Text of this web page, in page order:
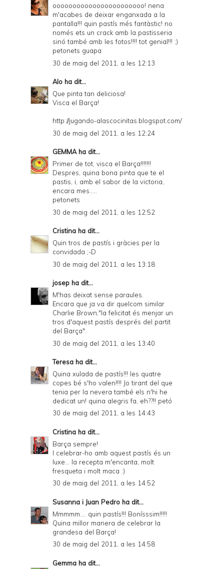
ooooooooooooooooooooooo! nena
m'acabes de deixar enganxada a la
pantalla!!! quin pastís més fantàstic! no
només ets un crack amb la pastisseria
sinó també amb les fotos!!!! tot genial!!! ;)
petonets guapa
30 de maig del 2011, a les 12:13
Alo ha dit...
Que pinta tan deliciosa!
Visca el Barça!
http://jugando-alascocinitas.blogspot.com/
30 de maig del 2011, a les 12:24
GEMMAha dit...
Primer de tot, visca el Barça!!!!!!!
Despres, quina bona pinta que te el
pastis, i, amb el sabor de la victoria,
encara mes.....
petonets
30 de maig del 2011, a les 12:52
Cristina ha dit...
Quin tros de pastís i gràcies per la
convidada ;-D
30 de maig del 2011, a les 13:18
josep ha dit...
M'has deixat sense paraules.
Encara que ja va dir quelcom similar
Charlie Brown,"la felicitat és menjar un
tros d'aquest pastís després del partit
del Barça".
30 de maig del 2011, a les 13:40
Teresa ha dit...
Quina xulada de pastís!!! les quatre
copes bé s'ho valen!!!! Jo tirant del que
tenia per la nevera també els n'hi he
dedicat un! quina alegris fa, eh??!! petó
30 de maig del 2011, a les 14:43
Cristina ha dit...
Barça sempre!
I celebrar-ho amb aquest pastís és un
luxe... la recepta m'encanta, molt
fresqueta i molt maca :)
30 de maig del 2011, a les 14:52
Susanna i Juan Pedro ha dit...
Mmmmm.... quin pastís!!! Bonísssim!!!!!
Quina millor manera de celebrar la
grandesa del Barça!
30 de maig del 2011, a les 14:58
Gemma ha dit...